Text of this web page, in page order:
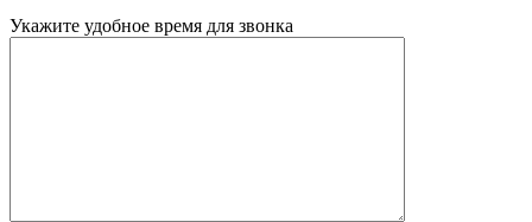
Укажите удобное время для звонка